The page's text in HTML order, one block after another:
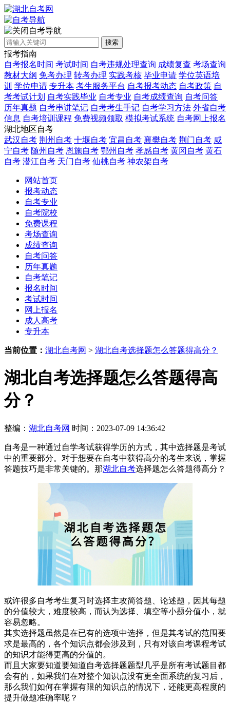
自考导航
搜索
报考指南
自考报名时间 考试时间 自考违规处理查询 成绩复查 考场查询
教材大纲 免考办理 转考办理 实践考核 毕业申请 学位英语培
训 学位申请 专升本 考生服务平台 自考报考动态 自考政策 自
考考试计划 自考实践毕业 自考专业 自考成绩查询 自考问答
历年真题 自考串讲笔记 自考考生手记 自考学习方法 外省自考
信息 自考培训课程 免费视频领取 模拟考试系统 自考网上报名
湖北地区自考
武汉自考 荆州自考 十堰自考 宜昌自考 襄樊自考 荆门自考 咸
宁自考 随州自考 恩施自考 鄂州自考 孝感自考 黄冈自考 黄石
自考 潜江自考 天门自考 仙桃自考 神农架自考
网站首页
报考动态
自考专业
自考院校
免费课程
考场查询
成绩查询
自考问答
历年真题
自考笔记
报名时间
考试时间
网上报名
成人高考
专升本
当前位置： 湖北自考网 > 湖北自考选择题怎么答题得高分？
湖北自考选择题怎么答题得高
分？
整编： 湖北自考网 时间：2023-07-09 14:36:42
自考是一种通过自学考试获得学历的方式，其中选择题是考试
中的重要部分。对于想要在自考中获得高分的考生来说，掌握
答题技巧是非常关键的。那湖北自考选择题怎么答题得高分？
或许很多自考考生复习时选择主攻简答题、论述题，因其每题
的分值较大，难度较高，而认为选择、填空等小题分值小，就
容易忽略。
其实选择题虽然是在已有的选项中选择，但是其考试的范围要
求是最高的，各个知识点都会涉及到，只有对该自考课程考试
的知识才能得更高的分值的。
而且大家要知道要知道自考选择题题型几乎是所有考试题目都
会有的，如果我们在对整个知识点没有更全面系统的复习后，
那么我们如何在掌握有限的知识点的情况下，还能更高程度的
提升做题准确率呢？